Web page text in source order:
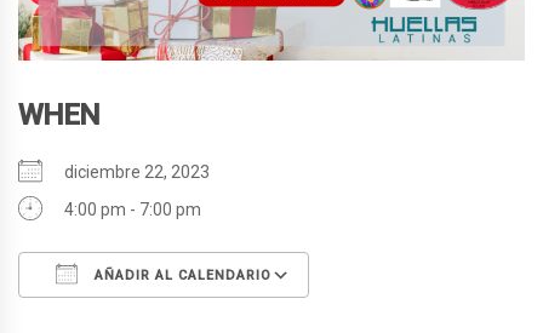
WHEN
diciembre 22, 2023
4:00 pm - 7:00 pm
AÑADIR AL CALENDARIO